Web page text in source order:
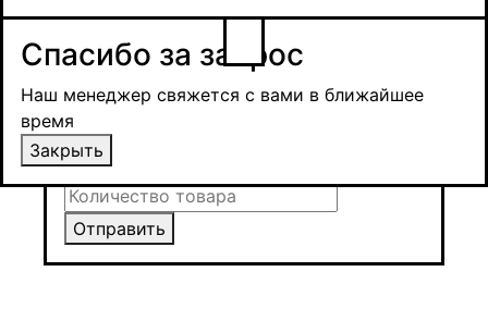
Заказ товара
Уведомить о поступлении
Спасибо за заявку
Наш менеджер свяжется с вами в ближайшее
время и обсудит сроки поставки и условия
оплаты
Закрыть
Получить оптовую цену
Отправить
Спасибо за запрос
Наш менеджер свяжется с вами в ближайшее
время
Закрыть